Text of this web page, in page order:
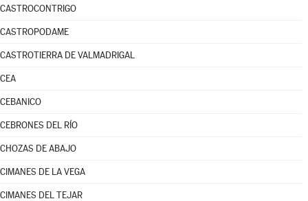
CASTROCONTRIGO
CASTROPODAME
CASTROTIERRA DE VALMADRIGAL
CEA
CEBANICO
CEBRONES DEL RÍO
CHOZAS DE ABAJO
CIMANES DE LA VEGA
CIMANES DEL TEJAR